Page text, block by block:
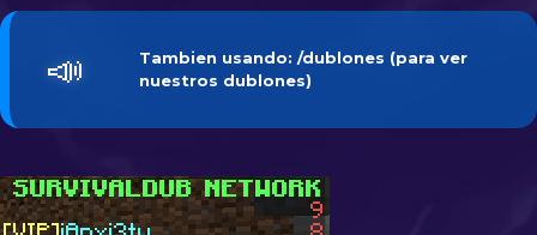
📣 Tambien usando: /dublones (para ver
nuestros dublones)